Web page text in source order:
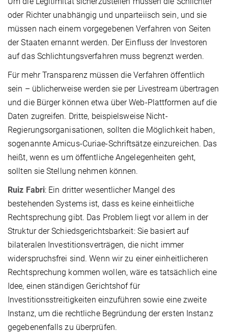
oder Richter unabhängig und unparteiisch sein, und sie
müssen nach einem vorgegebenen Verfahren von Seiten
der Staaten ernannt werden. Der Einfluss der Investoren
auf das Schlichtungsverfahren muss begrenzt werden.
Für mehr Transparenz müssen die Verfahren öffentlich
sein – üblicherweise werden sie per Livestream übertragen
und die Bürger können etwa über Web-Plattformen auf die
Daten zugreifen. Dritte, beispielsweise Nicht-
Regierungsorganisationen, sollten die Möglichkeit haben,
sogenannte Amicus-Curiae-Schriftsätze einzureichen. Das
heißt, wenn es um öffentliche Angelegenheiten geht,
sollten sie Stellung nehmen können.
Ruiz Fabri: Ein dritter wesentlicher Mangel des
bestehenden Systems ist, dass es keine einheitliche
Rechtsprechung gibt. Das Problem liegt vor allem in der
Struktur der Schiedsgerichtsbarkeit: Sie basiert auf
bilateralen Investitionsverträgen, die nicht immer
widerspruchsfrei sind. Wenn wir zu einer einheitlicheren
Rechtsprechung kommen wollen, wäre es tatsächlich eine
Idee, einen ständigen Gerichtshof für
Investitionsstreitigkeiten einzuführen sowie eine zweite
Instanz, um die rechtliche Begründung der ersten Instanz
gegebenenfalls zu überprüfen.